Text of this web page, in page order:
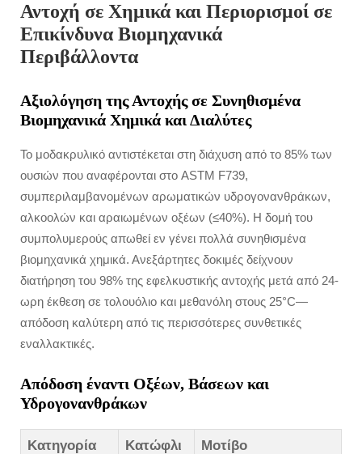
Αντοχή σε Χημικά και Περιορισμοί σε
Επικίνδυνα Βιομηχανικά
Περιβάλλοντα
Αξιολόγηση της Αντοχής σε Συνηθισμένα
Βιομηχανικά Χημικά και Διαλύτες
Το μοδακρυλικό αντιστέκεται στη διάχυση από το 85% των
ουσιών που αναφέρονται στο ASTM F739,
συμπεριλαμβανομένων αρωματικών υδρογονανθράκων,
αλκοολών και αραιωμένων οξέων (≤40%). Η δομή του
συμπολυμερούς απωθεί εν γένει πολλά συνηθισμένα
βιομηχανικά χημικά. Ανεξάρτητες δοκιμές δείχνουν
διατήρηση του 98% της εφελκυστικής αντοχής μετά από 24-
ωρη έκθεση σε τολουόλιο και μεθανόλη στους 25°C—
απόδοση καλύτερη από τις περισσότερες συνθετικές
εναλλακτικές.
Απόδοση έναντι Οξέων, Βάσεων και
Υδρογονανθράκων
Κατηγορία
Κατώφλι
Μοτίβο